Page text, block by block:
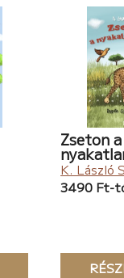
Zseton a
K. László
3490 Ft-